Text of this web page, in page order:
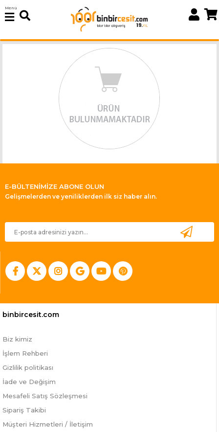
Menü
E-BÜLTENİMİZE ABONE OLUN
Gelişmelerden ve yeniliklerden ilk siz haber alın.
binbircesit.com
Biz kimiz
İşlem Rehberi
Gizlilik politikası
İade ve Değişim
Mesafeli Satış Sözleşmesi
Sipariş Takibi
Müşteri Hizmetleri / İletişim